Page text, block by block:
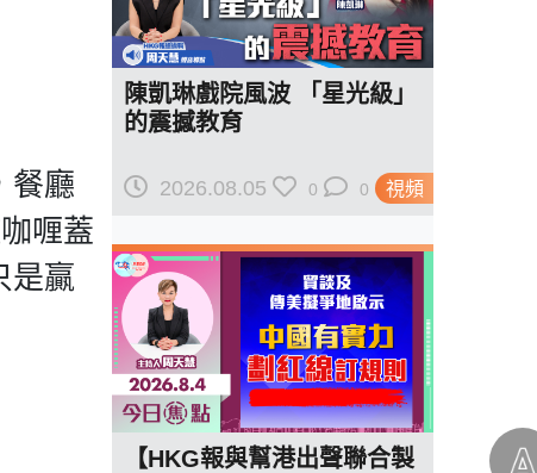
餐廳
喱蓋
是贏
視頻
陳凱琳戲院風波 「星光級」
的震撼教育
2026.08.05 0 0
【HKG報與幫港出聲聯合製